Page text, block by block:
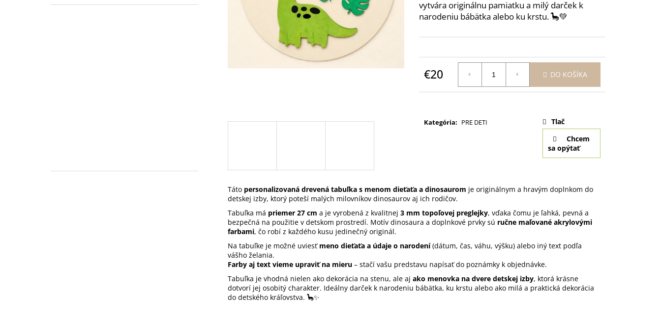
vytvára originálnu pamiatku a milý darček k
narodeniu bábätka alebo ku krstu. 🦕💚
€20
Jednotková
cena:
DO KOŠÍKA
Kategória: PRE DETI
Tlač
Chcem
sa opýtať
Táto personalizovaná drevená tabuľka s menom dieťaťa a dinosaurom je originálnym a hravým doplnkom do
detskej izby, ktorý poteší malých milovníkov dinosaurov aj ich rodičov.
Tabuľka má priemer 27 cm a je vyrobená z kvalitnej 3 mm topoľovej preglejky, vďaka čomu je ľahká, pevná a
bezpečná na použitie v detskom prostredí. Motív dinosaura a doplnkové prvky sú ručne maľované akrylovými
farbami, čo robí z každého kusu jedinečný originál.
Na tabuľke je možné uviesťmeno dieťaťa a údaje o narodení(dátum, čas, váhu, výšku) alebo iný text podľa
vášho želania.
Farby aj text vieme upraviť na mieru – stačí vašu predstavu napísať do poznámky k objednávke.
Tabuľka je vhodná nielen ako dekorácia na stenu, ale aj ako menovka na dvere detskej izby, ktorá krásne
dotvorí jej osobitý charakter. Ideálny darček k narodeniu bábätka, ku krstu alebo ako milá a praktická dekorácia
do detského kráľovstva. 🦕✨
POHÁR NA ČERVENÉ VÍNO PRE MAMU - GRAVÍROVANÉ SVADOBNÉ POHÁRE NA
BIELE VÍNO - SET 2KS BALLET 520 ML
GRAVÍROVANÉ SVADOBNÉ POHÁRE NA
ŠAMPANSKÉ - SET 2KS CHARISMA 190
ML
€31